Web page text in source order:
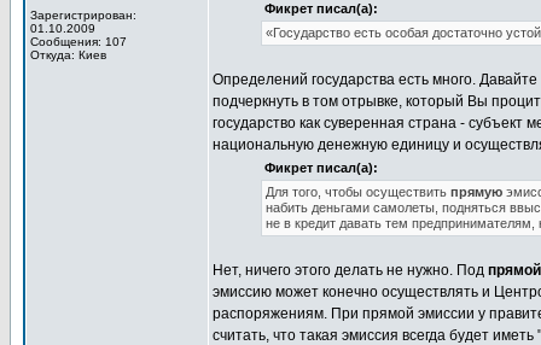
Зарегистрирован:
01.10.2009
Сообщения: 107
Откуда: Киев
Фикрет писал(а):
«Государство есть особая достаточно
Определений государства есть много.
подчеркнуть в том отрывке, который Вы
государство как суверенная страна -
национальную денежную единицу и
Фикрет писал(а):
Для того, чтобы осуществить прямую
набить деньгами самолеты, подняться
не в кредит давать тем
Нет, ничего этого делать не нужно. Под прямой
эмиссию может конечно осуществлять и
распоряжениям. При прямой эмиссии у
считать, что такая эмиссия всегда будет